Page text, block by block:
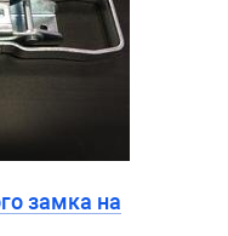
замка на